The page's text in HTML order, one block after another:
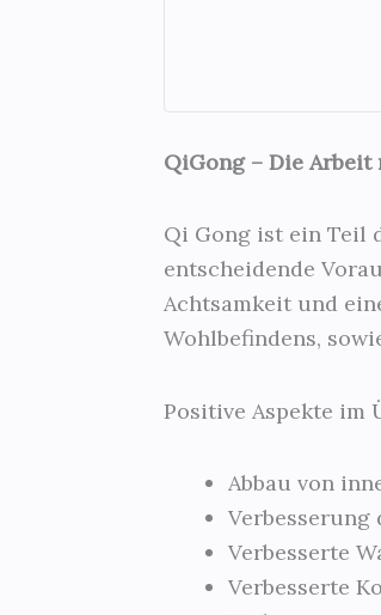
QiGong – Die
Qi Gong ist ein Teil
entscheidende
Achtsamkeit und
Wohlbefindens,
Positive Aspekte im
Abbau von
Verbesserung
Verbesserte
Verbesserte